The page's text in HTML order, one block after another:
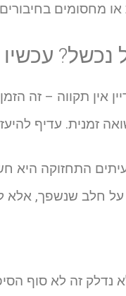
או מחסומים בחיבורים
אין תקווה – זה
זמנית. עדיף
התחזוקה היא
על חלב שנשפך, אלא
נדלק זה לא סוף